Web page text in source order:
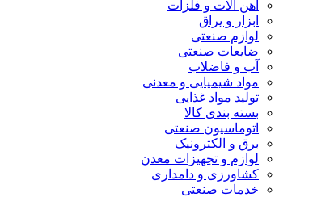
آهن آلات و فلزات
ابزار و یراق
لوازم صنعتی
ضایعات صنعتی
آب و فاضلاب
مواد شیمیایی و معدنی
تولید مواد غذایی
بسته بندی کالا
اتوماسیون صنعتی
برق و الکترونیک
لوازم و تجهیزات معدن
کشاورزی و دامداری
خدمات صنعتی